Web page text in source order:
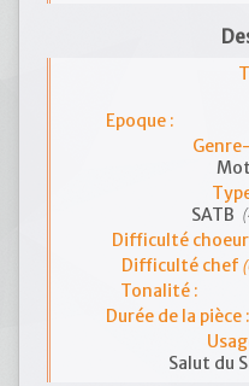
Epoque :
SATB
Difficulté choeur
Difficulté chef
Tonalité :
Durée de la pièce :
Salut du